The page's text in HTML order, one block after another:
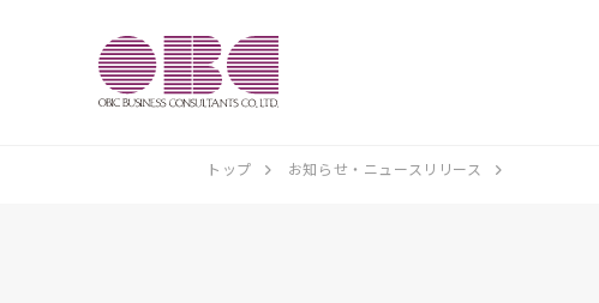
トップ お知らせ・ニュースリリース